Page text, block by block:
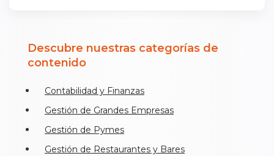
Descubre nuestras categorías de
contenido
Contabilidad y Finanzas
Gestión de Grandes Empresas
Gestión de Pymes
Gestión de Restaurantes y Bares